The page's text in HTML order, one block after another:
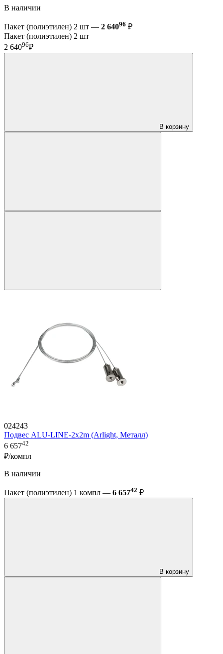
В наличии
Пакет (полиэтилен) 2 шт — 2 64096 ₽
Пакет (полиэтилен) 2 шт
2 64096₽
В корзину
024243
Подвес ALU-LINE-2x2m (Arlight, Металл)
6 65742
₽/компл
В наличии
Пакет (полиэтилен) 1 компл — 6 65742 ₽
В корзину